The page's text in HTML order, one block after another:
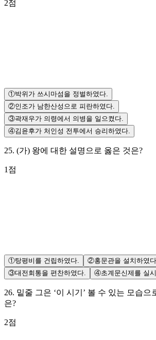
2점
①박위가 쓰시마섬을 정벌하였다.
②인조가 남한산성으로 피란하였다.
③곽재우가 의령에서 의병을 일으켰다.
④김윤후가 처인성 전투에서 승리하였다.
25. (가) 왕에 대한 설명으로 옳은 것은?
1 점
①탕평비를 건립하였다. ②홍문관을 설치하였다.
③대전회통을 편찬하였다. ④초계문신제를 실
26. 밑줄 그은 ‘이 시기’ 볼 수 있는 모습으
은?
2점